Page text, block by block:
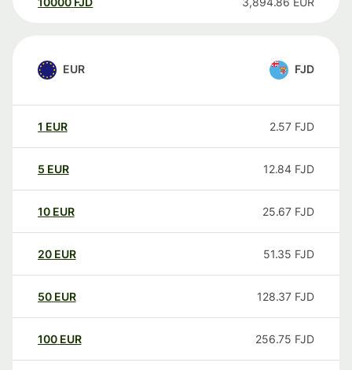
EUR FJD
1 EUR 2.57 FJD
5 EUR 12.84 FJD
10 EUR 25.67 FJD
20 EUR 51.35 FJD
50 EUR 128.37 FJD
100 EUR 256.75 FJD